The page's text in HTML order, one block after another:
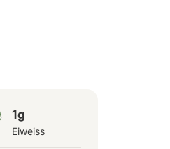
1g
Eiweiss